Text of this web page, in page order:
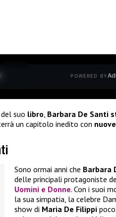
POWERED BYAd
suo libro Barbara De Santi
un capitolo inedito con
Sono ormai anni che Barbara
delle principali protagoniste
Uomini e Donne. Con i suoi
la sua simpatia, la celebre
show di Maria De Filippi